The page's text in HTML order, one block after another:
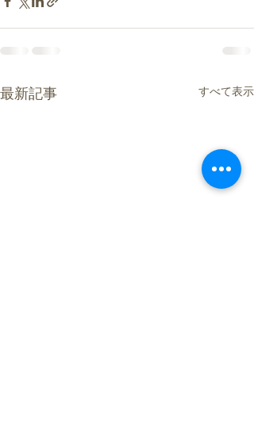
最新記事 すべて表示